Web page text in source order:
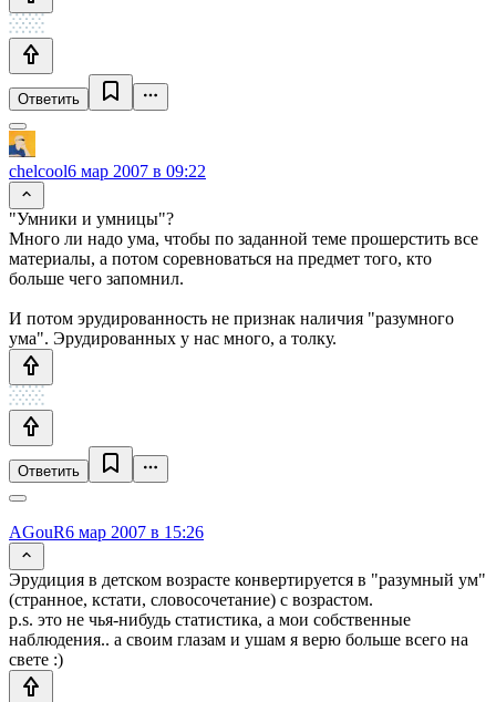
Ответить
chelcool6 мар 2007 в 09:22
"Умники и умницы"?
Много ли надо ума, чтобы по заданной теме прошерстить все
материалы, а потом соревноваться на предмет того, кто
больше чего запомнил.
И потом эрудированность не признак наличия "разумного
ума". Эрудированных у нас много, а толку.
Ответить
AGouR6 мар 2007 в 15:26
Эрудиция в детском возрасте конвертируется в "разумный ум"
(странное, кстати, словосочетание) с возрастом.
p.s. это не чья-нибудь статистика, а мои собственные
наблюдения.. а своим глазам и ушам я верю больше всего на
свете :)